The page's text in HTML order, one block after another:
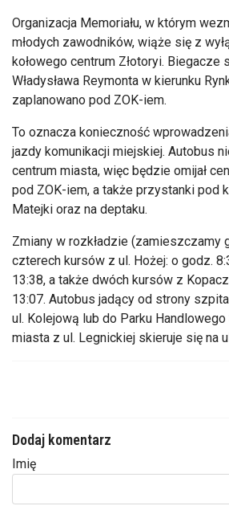
Organizacja Memoriału, w którym
młodych zawodników, wiąże się z
kołowego centrum Złotoryi. Biegacze
Władysława Reymonta w kierunku
zaplanowano pod ZOK-iem.
To oznacza konieczność
jazdy komunikacji miejskiej. Autobus
centrum miasta, więc będzie omijał
pod ZOK-iem, a także przystanki pod
Matejki oraz na deptaku.
Zmiany w rozkładzie (zamieszczamy
czterech kursów z ul. Hożej: o godz.
13:38, a także dwóch kursów z
13:07. Autobus jadący od strony
ul. Kolejową lub do Parku Handlowego
miasta z ul. Legnickiej skieruje się na
Dodaj komentarz
Imię